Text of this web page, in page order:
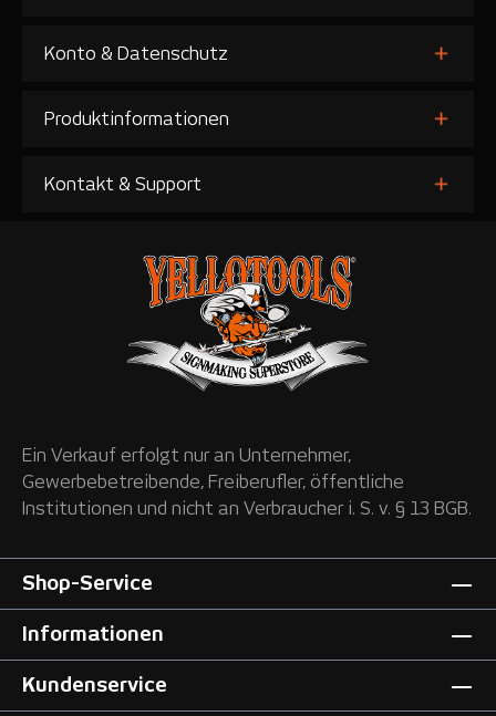
Konto & Datenschutz
Produktinformationen
Kontakt & Support
Ein Verkauf erfolgt nur an Unternehmer,
Gewerbebetreibende, Freiberufler, öffentliche
Institutionen und nicht an Verbraucher i. S. v. § 13 BGB.
Shop-Service
Informationen
Kundenservice